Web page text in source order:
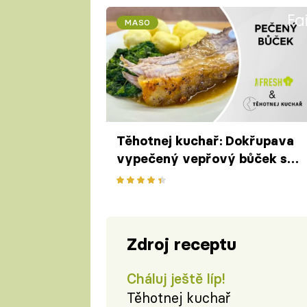
MASO
Těhotnej kuchař: Dokřupava
vypečený vepřový bůček se
špenátem
Zdroj receptu
Cháluj ještě líp!
Těhotnej kuchař